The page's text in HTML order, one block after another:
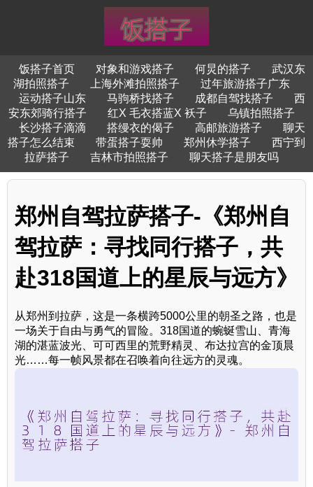
饭搭子首页 对象和游戏搭子 何炅的搭子
武汉东
湖拍照搭子
上海外滩拍照搭子
过年旅游搭子广东
运动搭子山东
马驹桥找搭子 成都自驾找搭子
西
安东郊骑行搭子
红X 毛衣搭蓝X 袄子
乌镇拍照搭子
长沙搭子滴滴
搭缦衣的偈子 高邮旅游搭子
聊天
搭子怎么结束
带蛋搭子耍帅 郑州休学搭子
西宁到
拉萨搭子
吉林市拍照搭子 聊天搭子是朋友吗
郑州自驾拉萨搭子-《郑州自
驾拉萨：寻找同行搭子，共
赴318国道上的星辰与远方》
从郑州到拉萨，这是一条横跨5000公里的朝圣之路，也是
一场关于自由与勇气的冒险。318国道的蜿蜒雪山、青海
湖的湛蓝波光、可可西里的荒野精灵、布达拉宫的金顶晨
光……每一帧风景都在召唤着向往远方的灵魂。